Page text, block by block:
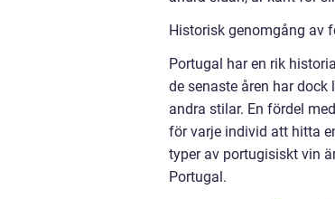
Historisk genomgång av
Portugal har en rik
de senaste åren har
andra stilar. En fördel
för varje individ att hitta
typer av portugisiskt vin
Portugal.